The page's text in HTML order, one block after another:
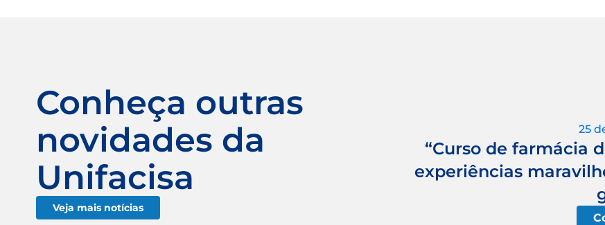
Conheça outras
novidades da
Unifacisa
Veja mais notícias
25
“Curso de farmácia
experiências